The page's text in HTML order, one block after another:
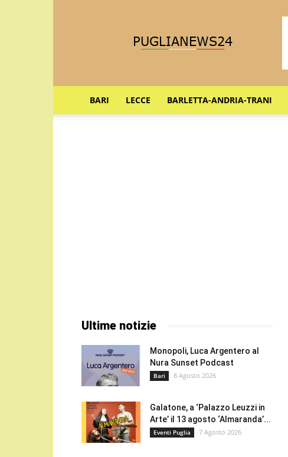
BARI LECCE BARLETTA-ANDRIA-TRANI
Ultime notizie
Monopoli, Luca Argentero al
Nura Sunset Podcast
Bari 8 Agosto 2026
Galatone, a ‘Palazzo Leuzzi in
Arte’ il 13 agosto ‘Almaranda’...
Eventi Puglia 7 Agosto 2026